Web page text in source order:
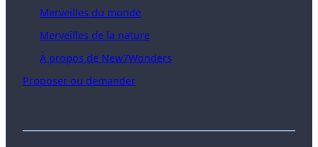
Merveilles du monde
Merveilles de la nature
À propos de New7Wonders
Proposer ou demander